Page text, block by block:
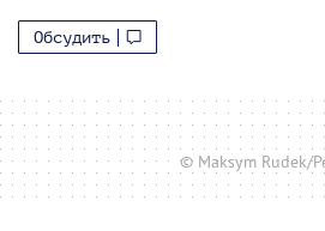
Обсудить
© Maksym Rudek/